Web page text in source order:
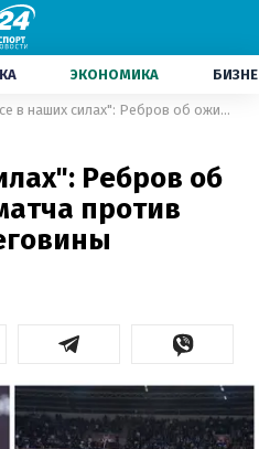
ЭКОНОМИКА
"Все в наших силах": Ребров об ожиданиях от матча против Боснии и Герцеговины
Ребров об
против